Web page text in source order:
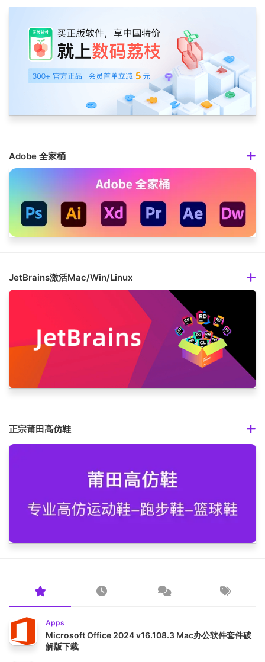
Adobe 全家桶
JetBrains激活Mac/Win/Linux
正宗莆田高仿鞋
Apps
Microsoft Office 2024 v16.108.3 Mac办公软件套件破
解版下载